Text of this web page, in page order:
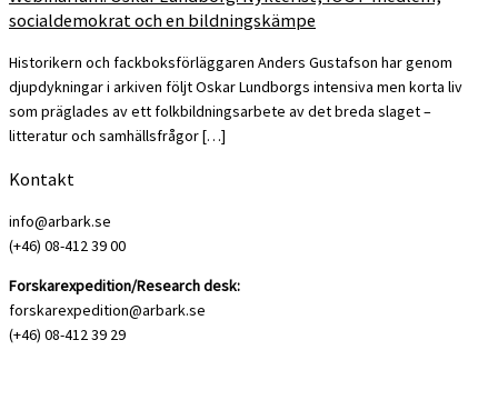
socialdemokrat och en bildningskämpe
Historikern och fackboksförläggaren Anders Gustafson har genom
djupdykningar i arkiven följt Oskar Lundborgs intensiva men korta liv
som präglades av ett folkbildningsarbete av det breda slaget –
litteratur och samhällsfrågor […]
Kontakt
info@arbark.se
(+46) 08-412 39 00
Forskarexpedition/Research desk:
forskarexpedition@arbark.se
(+46) 08-412 39 29